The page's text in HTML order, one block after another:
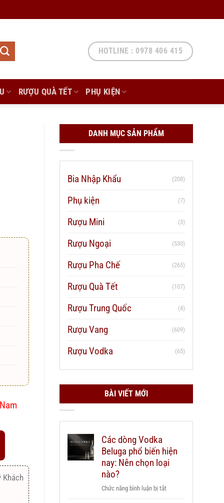
HOTLINE : 0978 406 415
RƯỢU QUÀ TẾT PHỤ KIỆN
Khách
DANH MỤC SẢN PHẨM
Bia Nhập Khẩu (208)
Phụ kiện (7)
Rượu Mini (3)
Rượu Ngoại (530)
Rượu Pha Chế (265)
Rượu Quà Tết (107)
Rượu Trung Quốc (4)
Rượu Vang (609)
Rượu Vodka (65)
BÀI VIẾT MỚI
Các dòng Vodka
Beluga phổ biến hiện
nay: Nên chọn loại
nào?
Chức năng bình luận bị tắtở